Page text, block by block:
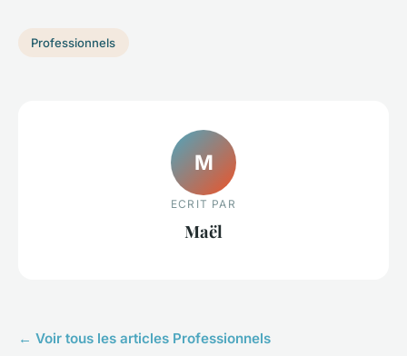
Professionnels
M
ECRIT PAR
Maël
← Voir tous les articles Professionnels